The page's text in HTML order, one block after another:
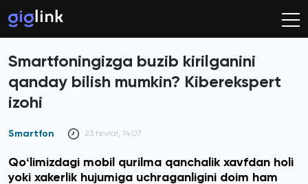
Smartfoningizga buzib kirilganini
qanday bilish mumkin? Kiberekspert
izohi
Smartfon 23 fevral, 14:07
Qoʻlimizdagi mobil qurilma qanchalik xavfdan holi
yoki xakerlik hujumiga uchraganligini doim ham